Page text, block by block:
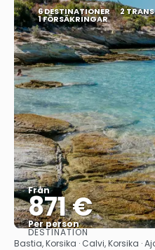
6 DESTINATIONER 2
1 FÖRSÄKRINGAR
Från
871 €
Per person
DESTINATION
Bastia, Korsika · Calvi, Korsika ·